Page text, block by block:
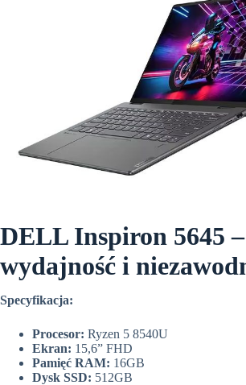
DELL Inspiron 5645 –
wydajność i
Specyfikacja:
Procesor: Ryzen 5 8540U
Ekran: 15,6” FHD
Pamięć RAM: 16GB
Dysk SSD: 512GB